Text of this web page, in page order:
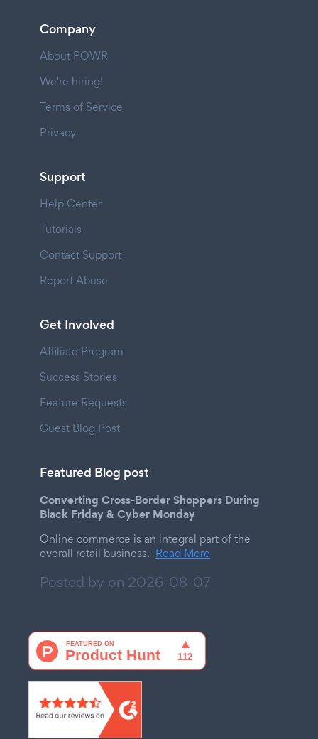
Company
About POWR
We're hiring!
Terms of Service
Privacy
Support
Help Center
Tutorials
Contact Support
Report Abuse
Get Involved
Affiliate Program
Success Stories
Feature Requests
Guest Blog Post
Featured Blog post
Converting Cross-Border Shoppers During
Black Friday & Cyber Monday
Online commerce is an integral part of the
overall retail business. Read More
Posted by on 2026-08-07